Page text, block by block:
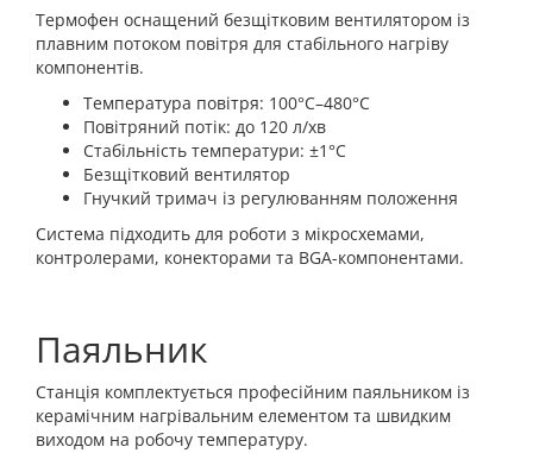
Термофен оснащений безщітковим вентилятором із
плавним потоком повітря для стабільного нагріву
компонентів.
Температура повітря: 100°C–480°C
Повітряний потік: до 120 л/хв
Стабільність температури: ±1°C
Безщітковий вентилятор
Гнучкий тримач із регулюванням положення
Система підходить для роботи з мікросхемами,
контролерами, конекторами та BGA-компонентами.
Паяльник
Станція комплектується професійним паяльником із
керамічним нагрівальним елементом та швидким
виходом на робочу температуру.